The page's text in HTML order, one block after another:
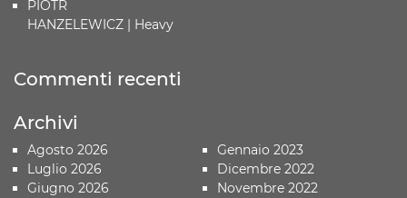
PIOTR
HANZELEWICZ | Heavy
Commenti recenti
Archivi
Agosto 2026
Luglio 2026
Giugno 2026
Gennaio 2023
Dicembre 2022
Novembre 2022